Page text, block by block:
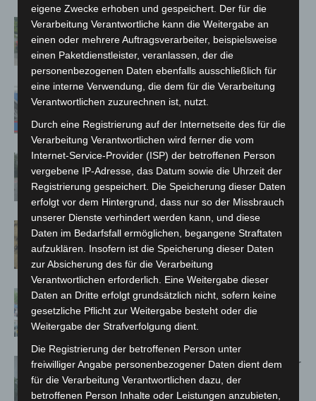
Region Hannover: 21 neue
Notfallsanitäter starten beim Roten
Kreuz
Mann läuft mit Hockeyschläger über
A7 – Polizei sucht Zeugen
Hannover: Polizei stoppt 166
Trunkenheitsfahrten bei
Großkontrolle
Hannover Klassik Open Air 2026:
Französische Oper im Maschpark
Blaulichtmeile Langenhagen 2026:
Polizei, Feuerwehr und Rettung
hautnah erleben
Hannover: Polizei setzt Gaming-Koffer
für Prävention ein
eigene Zwecke erhoben und gespeichert. Der für die
Verarbeitung Verantwortliche kann die Weitergabe an
einen oder mehrere Auftragsverarbeiter, beispielsweise
einen Paketdienstleister, veranlassen, der die
personenbezogenen Daten ebenfalls ausschließlich für
eine interne Verwendung, die dem für die Verarbeitung
Verantwortlichen zuzurechnen ist, nutzt.
Durch eine Registrierung auf der Internetseite des für die
Verarbeitung Verantwortlichen wird ferner die vom
Internet-Service-Provider (ISP) der betroffenen Person
vergebene IP-Adresse, das Datum sowie die Uhrzeit der
Registrierung gespeichert. Die Speicherung dieser Daten
erfolgt vor dem Hintergrund, dass nur so der Missbrauch
unserer Dienste verhindert werden kann, und diese
Daten im Bedarfsfall ermöglichen, begangene Straftaten
aufzuklären. Insofern ist die Speicherung dieser Daten
zur Absicherung des für die Verarbeitung
Verantwortlichen erforderlich. Eine Weitergabe dieser
Daten an Dritte erfolgt grundsätzlich nicht, sofern keine
gesetzliche Pflicht zur Weitergabe besteht oder die
Weitergabe der Strafverfolgung dient.
Die Registrierung der betroffenen Person unter
freiwilliger Angabe personenbezogener Daten dient dem
für die Verarbeitung Verantwortlichen dazu, der
betroffenen Person Inhalte oder Leistungen anzubieten,